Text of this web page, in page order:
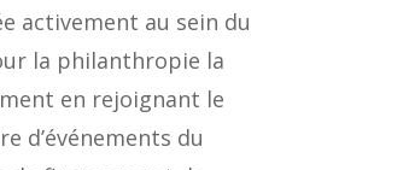
activement au sein du
la philanthropie la
en rejoignant le
d’événements du